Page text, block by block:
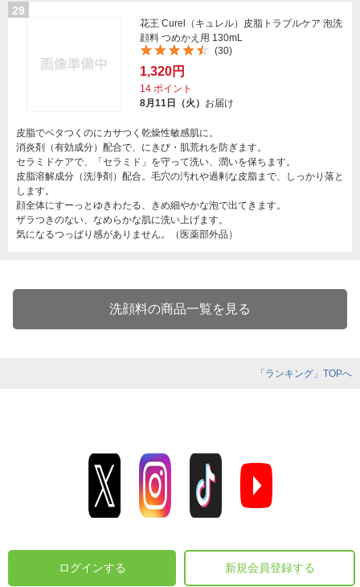
29
花王 Curel（キュレル）皮脂トラブルケア 泡洗
顔料 つめかえ用 130mL
(30)
1,320円
14 ポイント
8月11日（火） お届け
皮脂でベタつくのにカサつく乾燥性敏感肌に。
消炎剤（有効成分）配合で、にきび・肌荒れを防ぎます。
セラミドケアで、「セラミド」を守って洗い、潤いを保ちます。
皮脂溶解成分（洗浄剤）配合。毛穴の汚れや過剰な皮脂まで、しっかり落と
します。
顔全体にすーっとゆきわたる、きめ細やかな泡で出てきます。
ザラつきのない、なめらかな肌に洗い上げます。
気になるつっぱり感がありません。（医薬部外品）
洗顔料の商品一覧を見る
「ランキング」TOPへ
ログインする 新規会員登録する